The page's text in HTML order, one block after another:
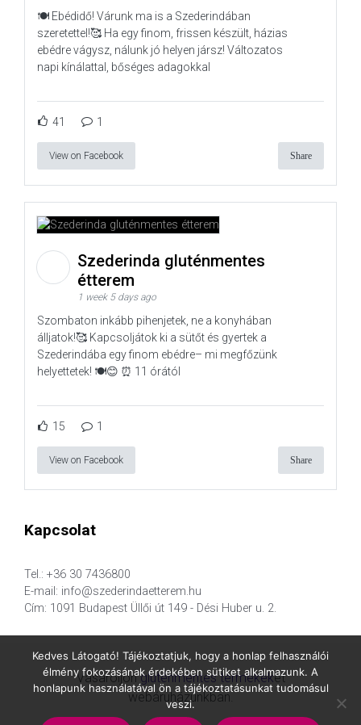
🍽️ Ebédidő! Várunk ma is a Szederindában
szeretettel!🥰 Ha egy finom, frissen készült, házias
ebédre vágysz, nálunk jó helyen jársz! Változatos
napi kínálattal, bőséges adagokkal
41 1
View on Facebook Share
Szederinda gluténmentes
étterem
1 week 5 days ago
Szombaton inkább pihenjetek, ne a konyhában
álljatok!🥰 Kapcsoljátok ki a sütőt és gyertek a
Szederindába egy finom ebédre– mi megfőzünk
helyettetek! 🍽️😊 ⏰ 11 órától
15 1
View on Facebook Share
Kapcsolat
Tel.: +36 30 7436800
E-mail: info@szederindaetterem.hu
Cím: 1091 Budapest Üllői út 149 - Dési Huber u. 2.
Vásároljongluténmentes termékeket
webáruházunkban.
Kedves Látogató! Tájékoztatjuk, hogy a honlap felhasználói
élmény fokozásának érdekében sütiket alkalmazunk. A
honlapunk használatával ön a tájékoztatásunkat tudomásul
veszi.